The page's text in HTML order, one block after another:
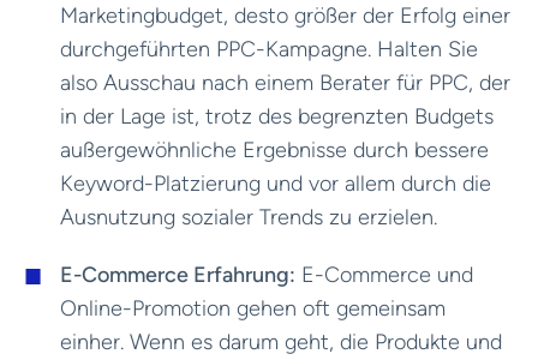
Marketingbudget, desto größer der Erfolg einer
durchgeführten PPC-Kampagne. Halten Sie
also Ausschau nach einem Berater für PPC, der
in der Lage ist, trotz des begrenzten Budgets
außergewöhnliche Ergebnisse durch bessere
Keyword-Platzierung und vor allem durch die
Ausnutzung sozialer Trends zu erzielen.
E-Commerce Erfahrung: E-Commerce und
Online-Promotion gehen oft gemeinsam
einher. Wenn es darum geht, die Produkte und